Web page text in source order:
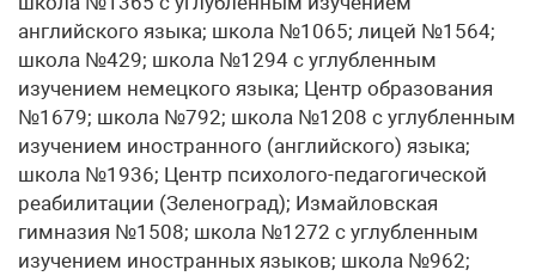
английского языка; школа №1065; лицей №1564;
школа №429; школа №1294 с углубленным
изучением немецкого языка; Центр образования
№1679; школа №792; школа №1208 с углубленным
изучением иностранного (английского) языка;
школа №1936; Центр психолого-педагогической
реабилитации (Зеленоград); Измайловская
гимназия №1508; школа №1272 с углубленным
изучением иностранных языков; школа №962;